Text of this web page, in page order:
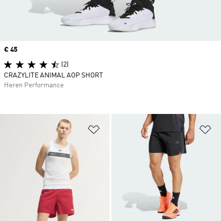
Op verlanglijst zetten
Price
€ 45
(2)
CRAZYLITE ANIMAL AOP SHORT
Heren Performance